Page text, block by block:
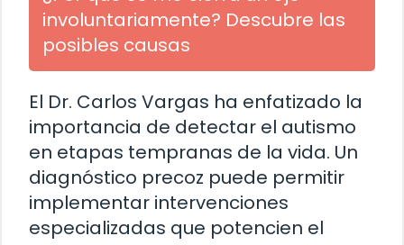
involuntariamente? Descubre las
posibles causas
El Dr. Carlos Vargas ha enfatizado la
importancia de detectar el autismo
en etapas tempranas de la vida. Un
diagnóstico precoz puede permitir
implementar intervenciones
especializadas que potencien el